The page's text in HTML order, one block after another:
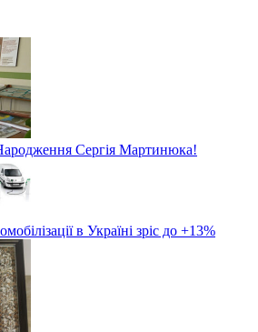
Сергія Мартинюка!
в Україні зріс до +13%